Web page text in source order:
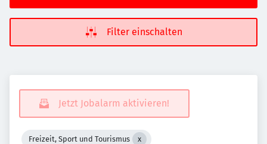
Filter einschalten
Jetzt Jobalarm aktivieren!
Freizeit, Sport und Tourismus